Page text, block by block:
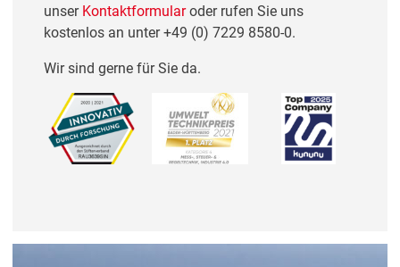
unserKontaktformularoder rufen Sie uns
kostenlos an unter+49 (0) 7229 8580-0.
Wir sind gerne für Sie da.